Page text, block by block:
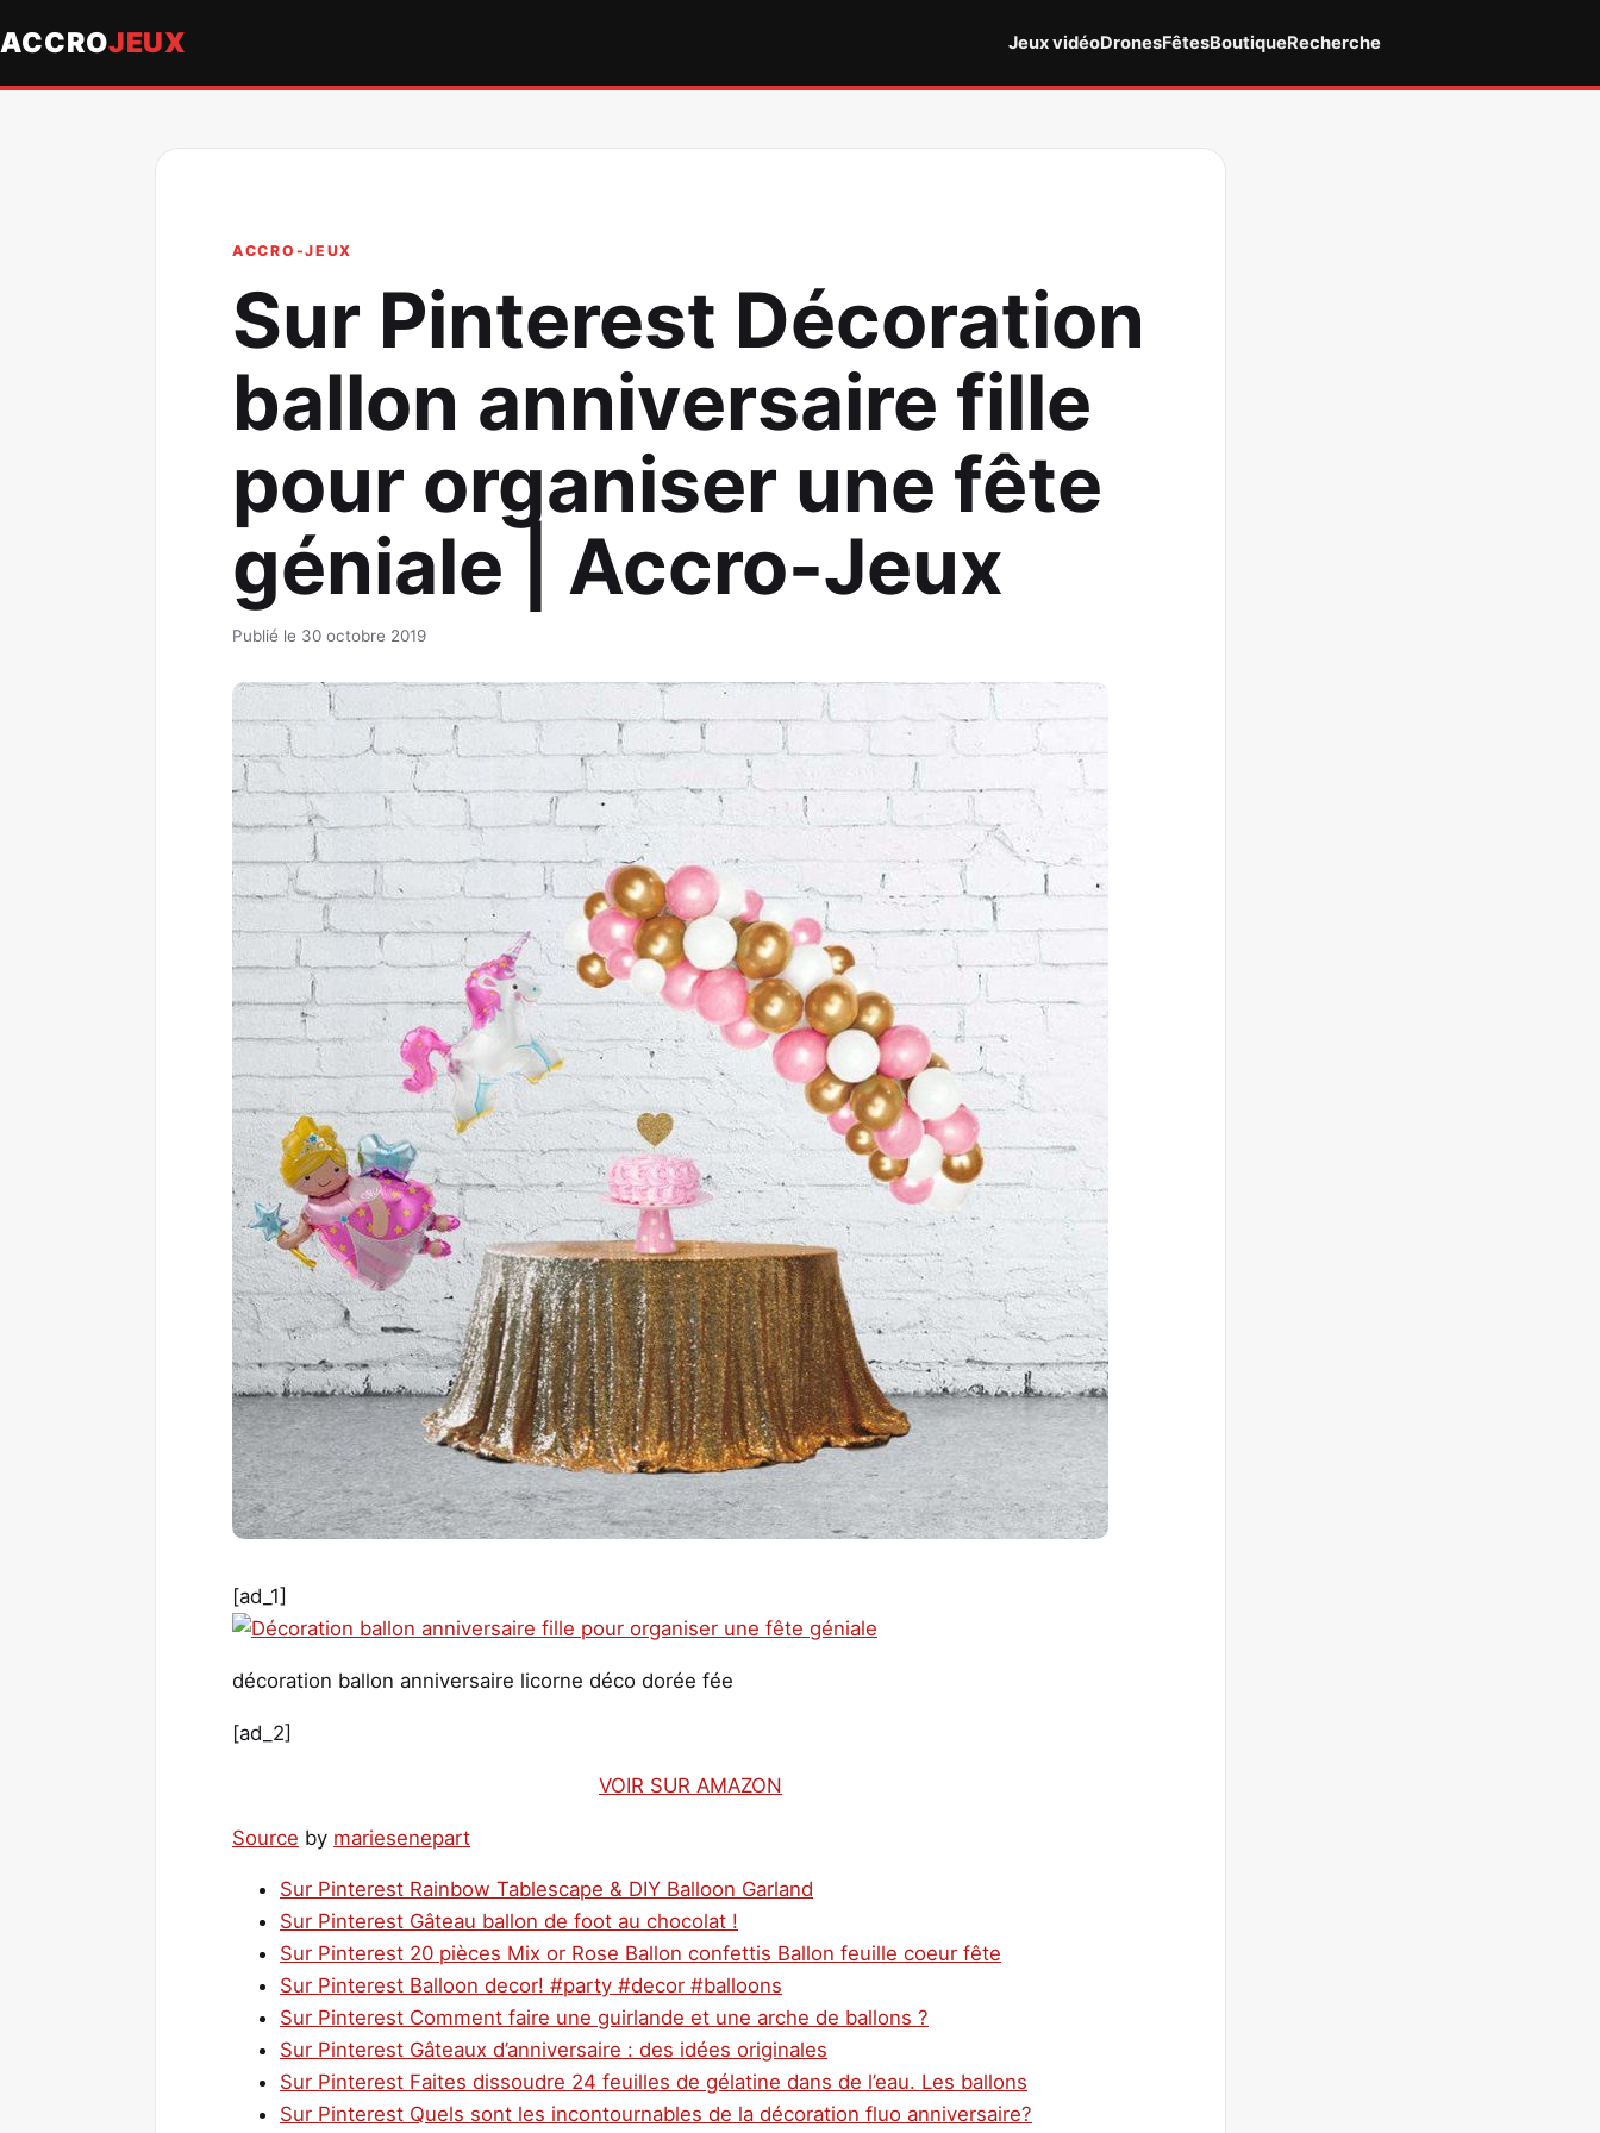
ACCROJEUX Jeux vidéoDronesFêtesBoutiqueRecherche
ACCRO-JEUX
Sur Pinterest Décoration
ballon anniversaire fille
pour organiser une fête
géniale | Accro-Jeux
Publié le 30 octobre 2019
[ad_1]
décoration ballon anniversaire licorne déco dorée fée
[ad_2]
VOIR SUR AMAZON
Source by mariesenepart
Sur Pinterest Rainbow Tablescape & DIY Balloon Garland
Sur Pinterest Gâteau ballon de foot au chocolat !
Sur Pinterest 20 pièces Mix or Rose Ballon confettis Ballon feuille coeur fête
Sur Pinterest Balloon decor! #party #decor #balloons
Sur Pinterest Comment faire une guirlande et une arche de ballons ?
Sur Pinterest Gâteaux d’anniversaire : des idées originales
Sur Pinterest Faites dissoudre 24 feuilles de gélatine dans de l’eau. Les ballons
Sur Pinterest Quels sont les incontournables de la décoration fluo anniversaire?